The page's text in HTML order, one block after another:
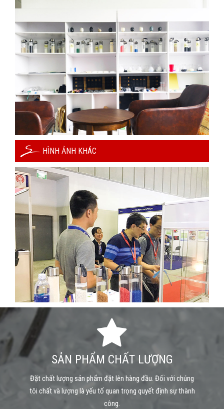
HÌNH ẢNH KHÁC
SẢN PHẨM CHẤT LƯỢNG
Đặt chất lượng sản phẩm đặt lên hàng đầu. Đối với chúng
tôi chất và lượng là yếu tố quan trọng quyết định sự thành
công.